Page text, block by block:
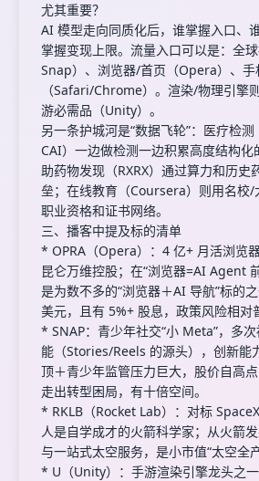
尤其重要？
AI 模型走向同质化后，谁掌握入口、
掌握变现上限。流量入口可以是：全
Snap）、浏览器/首页（Opera）、手
（Safari/Chrome）。渲染/物理引擎
游必需品（Unity）。
另一条护城河是“数据飞轮”：医疗检测
CAI）一边做检测一边积累高度结构
助药物发现（RXRX）通过算力和历史
垒；在线教育（Coursera）则用名校/
职业资格和证书网络。
三、播客中提及标的清单
* OPRA（Opera）：4 亿+ 月活浏览
昆仑万维控股；在“浏览器=AI Agent
是为数不多的“浏览器＋AI 导航”标的
美元，且有 5%+ 股息，政策风险相对
* SNAP：青少年社交“小 Meta”，多
能（Stories/Reels 的源头），创新能
顶＋青少年监管压力巨大，股价自高
走出转型困局，有十倍空间。
* RKLB（Rocket Lab）：对标
人是自学成才的火箭科学家；从火箭
与一站式太空服务，是小市值“太空全
* U（Unity）：手游渲染引擎龙头之